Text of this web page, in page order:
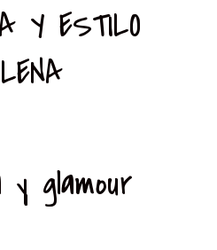
Y ESTILO
glamour